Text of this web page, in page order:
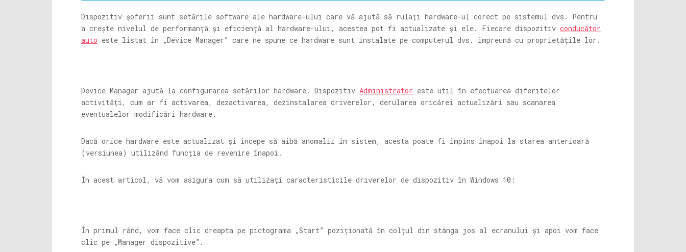
Dispozitiv șoferii sunt setările software ale hardware-ului care vă ajută să rulați hardware-ul corect pe sistemul dvs. Pentru
a crește nivelul de performanță și eficiență al hardware-ului, acestea pot fi actualizate și ele. Fiecare dispozitiv conducător
auto este listat în „Device Manager” care ne spune ce hardware sunt instalate pe computerul dvs. împreună cu proprietățile lor.
Device Manager ajută la configurarea setărilor hardware. Dispozitiv Administrator este util în efectuarea diferitelor
activități, cum ar fi activarea, dezactivarea, dezinstalarea driverelor, derularea oricărei actualizări sau scanarea
eventualelor modificări hardware.
Dacă orice hardware este actualizat și începe să aibă anomalii în sistem, acesta poate fi împins înapoi la starea anterioară
(versiunea) utilizând funcția de revenire înapoi.
În acest articol, vă vom asigura cum să utilizați caracteristicile driverelor de dispozitiv în Windows 10:
În primul rând, vom face clic dreapta pe pictograma „Start” poziționată în colțul din stânga jos al ecranului și apoi vom face
clic pe „Manager dispozitive”.